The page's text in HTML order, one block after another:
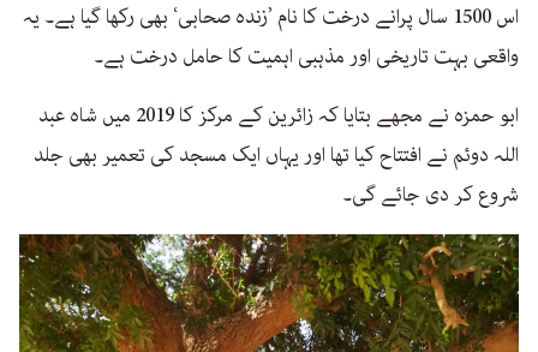
اس 1500 سال پرانے درخت کا نام ’زندہ صحابی‘ بھی رکھا گیا ہے۔ یہ
واقعی بہت تاریخی اور مذہبی اہمیت کا حامل درخت ہے۔
ابو حمزہ نے مجھے بتایا کہ زائرین کے مرکز کا 2019 میں شاہ عبد
اللہ دوئم نے افتتاح کیا تھا اور یہاں ایک مسجد کی تعمیر بھی جلد
شروع کر دی جائے گی۔